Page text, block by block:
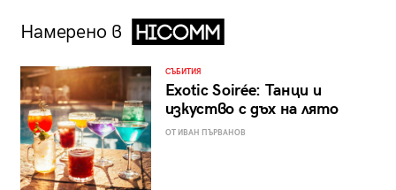
Намерено в
СЪБИТИЯ
Exotic Soirée: Танци и
изкуство с дъх на лято
ОТ ИВАН ПЪРВАНОВ